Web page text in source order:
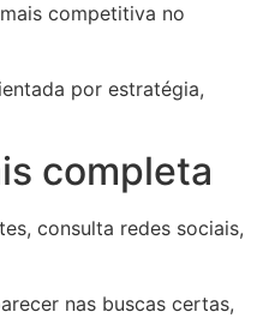
competitiva no
por estratégia,
completa
consulta redes sociais,
nas buscas certas,